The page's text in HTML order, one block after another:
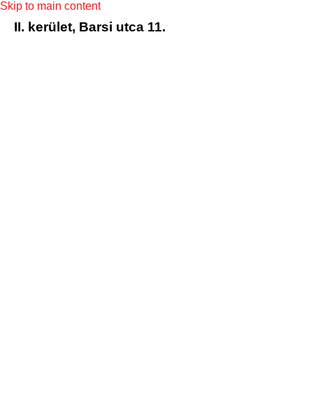
Skip to main content
II. kerület, Barsi utca 11.